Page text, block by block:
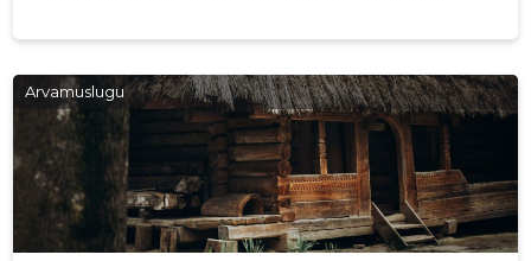
ja ümberehitusele ning meie kirg on tuua esile
puidu loomulik ilu, kasutades naturaalseid
materjale ja kaasaegseid ehitustehnikaid. Meie
pakkumises on mitmekülgne valik
üldehitusteenuseid, mis tagavad teie projekti
täieliku täitmise ja rahulolu. Alates müritöödest
Arvamuslugu